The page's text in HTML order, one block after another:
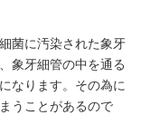
菌に汚染された象牙
象牙細管の中を通る
なります。その為に
うことがあるので